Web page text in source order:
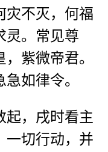
灾不灭，何福
灵。常见尊
紫微帝君。
如律令。
起，戌时看主
一切行动，并